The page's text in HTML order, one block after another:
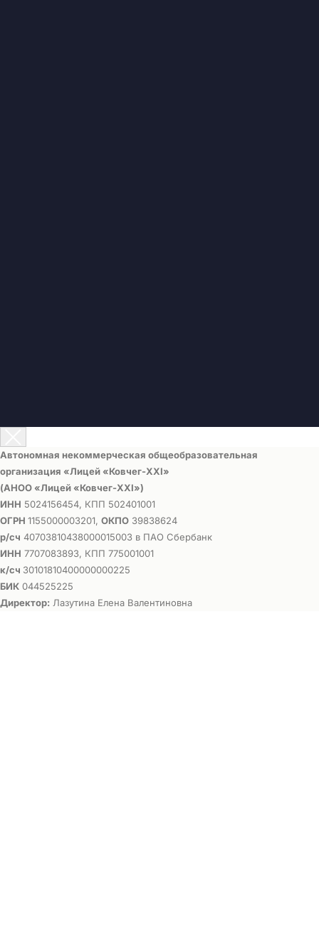
Автономная некоммерческая общеобразовательная
организация «Лицей «Ковчег-ХХI»
(АНОО «Лицей «Ковчег-ХХI»)
ИНН 5024156454, КПП 502401001
ОГРН 1155000003201, ОКПО 39838624
р/сч 40703810438000015003 в ПАО Сбербанк
ИНН 7707083893, КПП 775001001
к/сч 30101810400000000225
БИК 044525225
Директор: Лазутина Елена Валентиновна